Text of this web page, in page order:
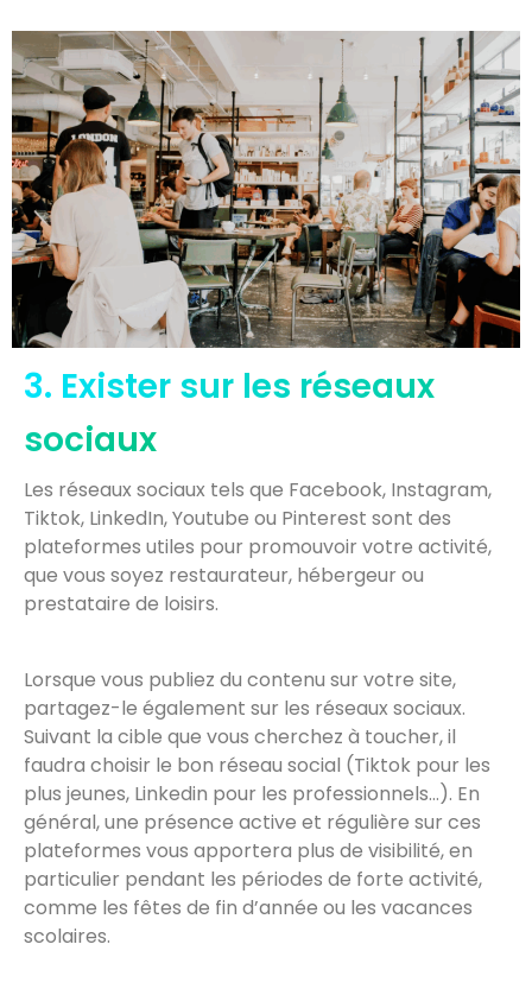
3. Exister sur les réseaux
sociaux
Les réseaux sociaux tels que Facebook, Instagram,
Tiktok, LinkedIn, Youtube ou Pinterest sont des
plateformes utiles pour promouvoir votre activité,
que vous soyez restaurateur, hébergeur ou
prestataire de loisirs.
Lorsque vous publiez du contenu sur votre site,
partagez-le également sur les réseaux sociaux.
Suivant la cible que vous cherchez à toucher, il
faudra choisir le bon réseau social (Tiktok pour les
plus jeunes, Linkedin pour les professionnels…). En
général, une présence active et régulière sur ces
plateformes vous apportera plus de visibilité, en
particulier pendant les périodes de forte activité,
comme les fêtes de fin d’année ou les vacances
scolaires.